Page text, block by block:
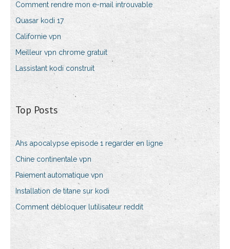
Comment rendre mon e-mail introuvable
Quasar kodi 17
Californie vpn
Meilleur vpn chrome gratuit
Lassistant kodi construit
Top Posts
Ahs apocalypse episode 1 regarder en ligne
Chine continentale vpn
Paiement automatique vpn
Installation de titane sur kodi
Comment débloquer lutilisateur reddit